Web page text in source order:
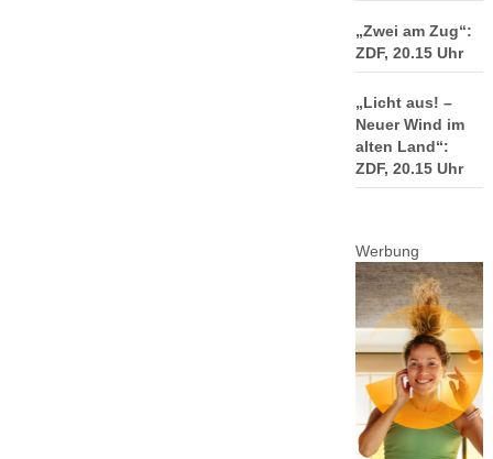
„Zwei am Zug“:
ZDF, 20.15 Uhr
„Licht aus! –
Neuer Wind im
alten Land“:
ZDF, 20.15 Uhr
Werbung